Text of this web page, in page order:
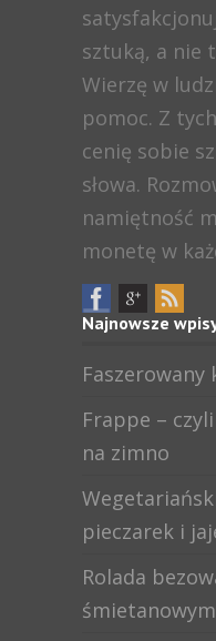
sztuką, a nie
Wierzę w
pomoc. Z
cenię sobie
słowa.
namiętność
monetę w
Najnowsze
Faszerowany
Frappe –
na zimno
pieczarek i
Rolada